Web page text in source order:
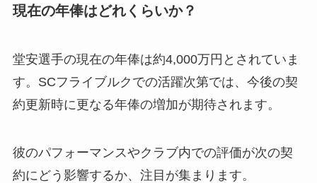
現在の年俸はどれくらいか？
堂安選手の現在の年俸は約4,000万円とされていま
す。SCフライブルクでの活躍次第では、今後の契
約更新時に更なる年俸の増加が期待されます。
彼のパフォーマンスやクラブ内での評価が次の契
約にどう影響するか、注目が集まります。